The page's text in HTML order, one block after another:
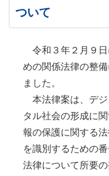
ついて
令和３年２月９
めの関係法律の整
ました。
本法律案は、デ
タル社会の形成に
報の保護に関する
を識別するための
法律について所要の